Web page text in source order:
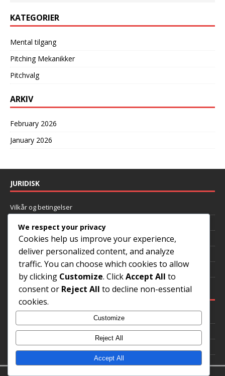
KATEGORIER
Mental tilgang
Pitching Mekanikker
Pitchvalg
ARKIV
February 2026
January 2026
JURIDISK
Vilkår og betingelser
Hvem vi er
Fortrolighedspolitik
Cookiepolitik
Tag kontakt
KATEGORIER
Pitching Mekanikker
Pitchvalg
We respect your privacy
Cookies help us improve your experience,
deliver personalized content, and analyze
traffic. You can choose which cookies to allow
by clicking Customize. ClickAccept All to
consent or Reject All to decline non-essential
cookies.
Customize
Reject All
Accept All